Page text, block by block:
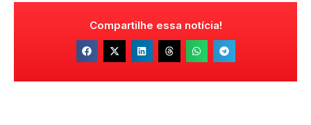
Compartilhe essa notícia!